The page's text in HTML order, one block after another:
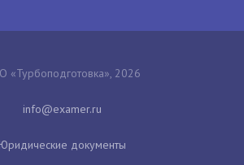
«Турбоподготовка», 2026
Юридические документы